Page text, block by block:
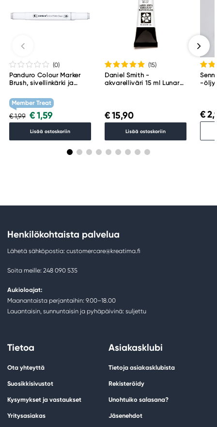
(0)
Panduro Colour Marker
Brush, sivellinkärki ja
WG1
Member Treat
€ 1,99 € 1,59
Lisää ostoskoriin
(15)
Daniel Smith -
akvarelliväri 15 ml Lunar
€ 15,90
Lisää ostoskoriin
-
€
Henkilökohtaista palvelua
Lähetä sähköpostia: customercare@kreatima.fi
Soita meille: 248 090 535
Aukioloajat:
Maanantaista perjantaihin: 9.00–18.00
Lauantaisin, sunnuntaisin ja pyhäpäivinä: suljettu
Tietoa
Ota yhteyttä
Suosikkisivustot
Kysymykset ja vastaukset
Yritysasiakas
Asiakasklubi
Tietoja asiakasklubista
Rekisteröidy
Unohtuiko salasana?
Jäsenehdot